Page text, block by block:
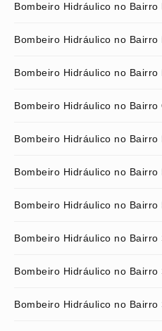
Bombeiro Hidráulico no Bairro
Bombeiro Hidráulico no Bairro
Bombeiro Hidráulico no Bairro
Bombeiro Hidráulico no Bairro
Bombeiro Hidráulico no Bairro
Bombeiro Hidráulico no Bairro
Bombeiro Hidráulico no Bairro
Bombeiro Hidráulico no Bairro
Bombeiro Hidráulico no Bairro
Bombeiro Hidráulico no Bairro